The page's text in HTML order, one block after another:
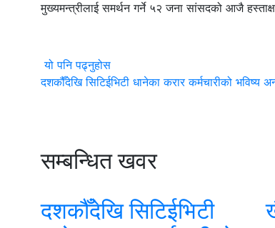
मुख्यमन्त्रीलाई समर्थन गर्ने ५२ जना सांसदको आजै
यो पनि पढ्नुहोस
दशकौँदेखि सिटिईभिटी धानेका करार कर्मचारीको भविष्य
सम्बन्धित खवर
दशकौँदेखि सिटिईभिटी